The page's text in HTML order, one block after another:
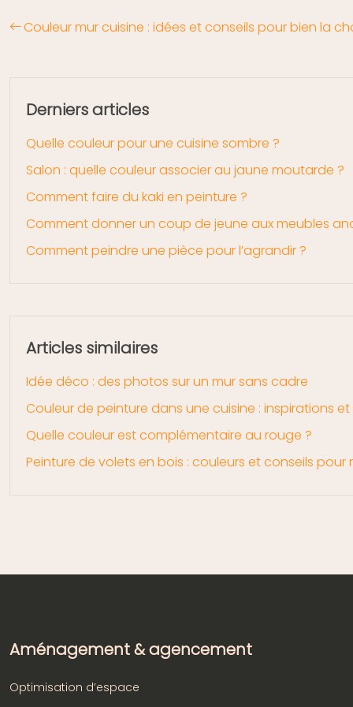
Couleur mur cuisine : idées et conseils pour bien la
Derniers articles
Quelle couleur pour une cuisine sombre ?
Salon : quelle couleur associer au jaune moutarde ?
Comment faire du kaki en peinture ?
Comment donner un coup de jeune aux meubles
Comment peindre une pièce pour l’agrandir ?
Articles similaires
Idée déco : des photos sur un mur sans cadre
Couleur de peinture dans une cuisine : inspirations et
Quelle couleur est complémentaire au rouge ?
Peinture de volets en bois : couleurs et conseils pour
Aménagement & agencement
Optimisation d’espace